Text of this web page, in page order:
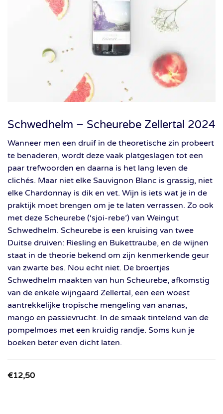
Schwedhelm – Scheurebe Zellertal 2024
Wanneer men een druif in de theoretische zin probeert
te benaderen, wordt deze vaak platgeslagen tot een
paar trefwoorden en daarna is het lang leven de
clichés. Maar niet elke Sauvignon Blanc is grassig, niet
elke Chardonnay is dik en vet. Wijn is iets wat je in de
praktijk moet brengen om je te laten verrassen. Zo ook
met deze Scheurebe (‘sjoi-rebe’) van Weingut
Schwedhelm. Scheurebe is een kruising van twee
Duitse druiven: Riesling en Bukettraube, en de wijnen
staat in de theorie bekend om zijn kenmerkende geur
van zwarte bes. Nou echt niet. De broertjes
Schwedhelm maakten van hun Scheurebe, afkomstig
van de enkele wijngaard Zellertal, een een woest
aantrekkelijke tropische mengeling van ananas,
mango en passievrucht. In de smaak tintelend van de
pompelmoes met een kruidig randje. Soms kun je
boeken beter even dicht laten.
€12,50